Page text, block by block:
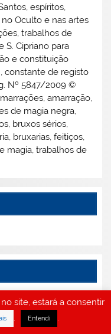
espíritos,
Oculto e nas artes
trabalhos de
S. Cipriano para
e constituição
constante de registo
Nº 5847/2009 ©
amarração,
de magia negra,
bruxos sérios,
bruxarias, feitiços,
magia, trabalhos de
site, estará a consentir
. Entendi .